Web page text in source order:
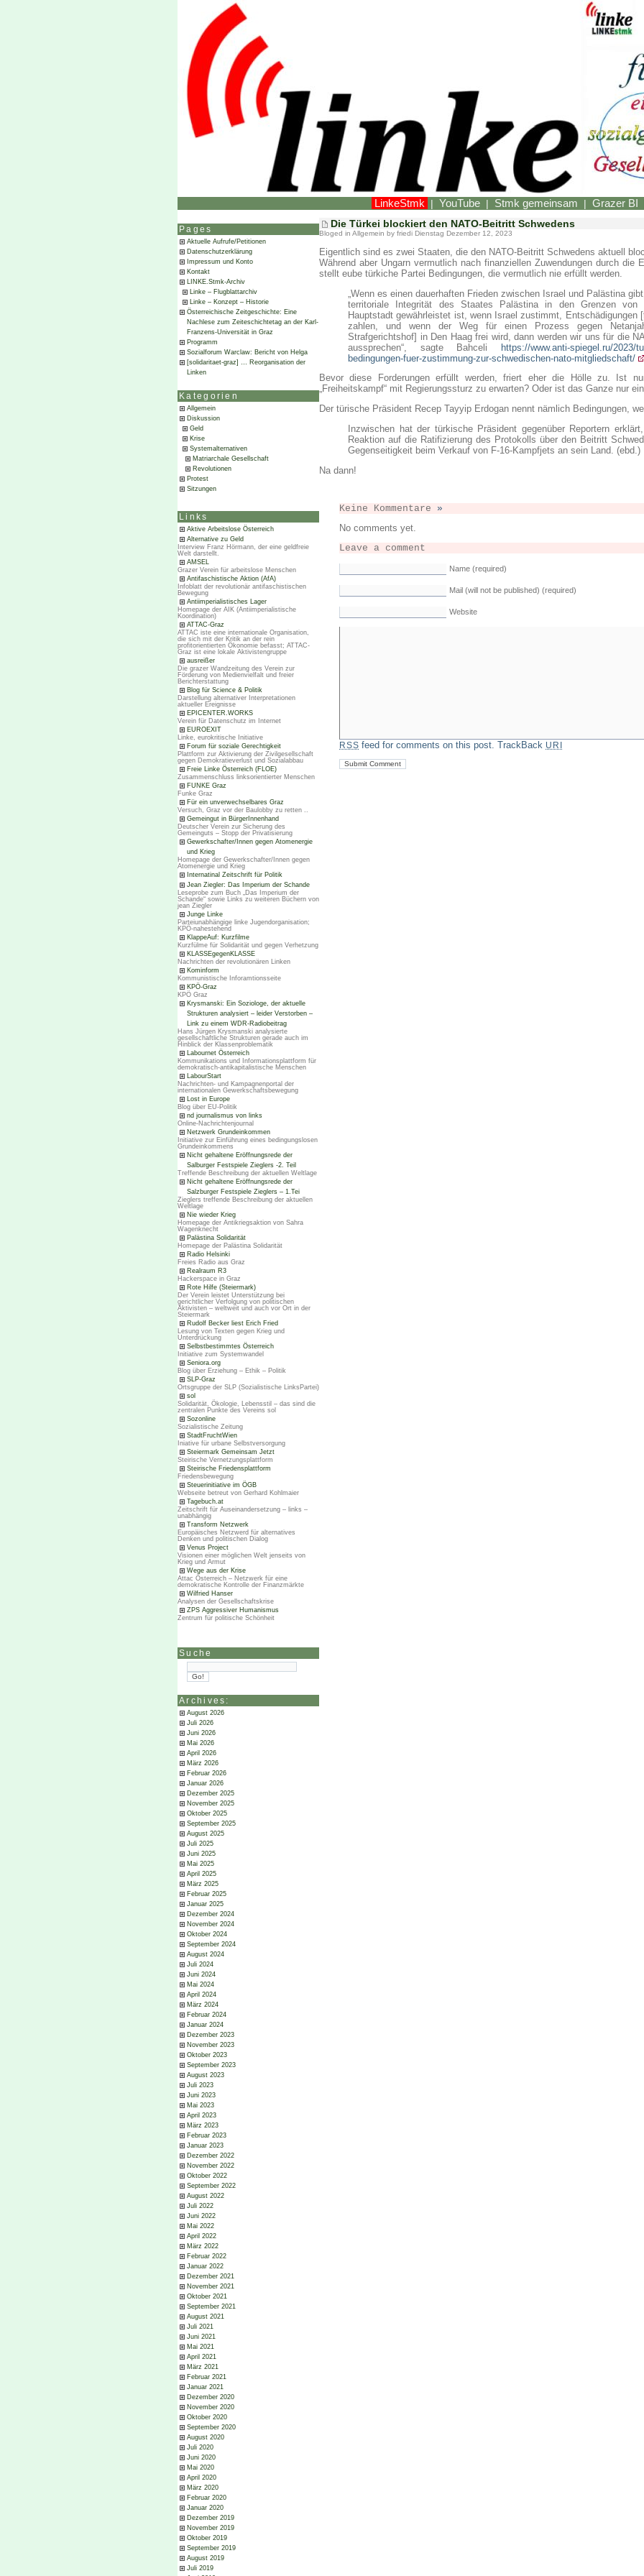
LinkeStmk | YouTube | Stmk gemeinsam | Grazer BI
Pages
Aktuelle Aufrufe/Petitionen
Datenschutzerklärung
Impressum und Konto
Kontakt
LINKE.Stmk-Archiv
Linke – Flugblattarchiv
Linke – Konzept – Historie
Österreichische Zeitgeschichte: Eine
Nachlese zum Zeiteschichtetag an der Karl-
Franzens-Universität in Graz
Programm
Sozialforum Warclaw: Bericht von Helga
[solidaritaet-graz] … Reorganisation der
Linken
Kategorien
Allgemein
Diskussion
Geld
Krise
Systemalternativen
Matriarchale Gesellschaft
Revolutionen
Protest
Sitzungen
Links
Aktive Arbeitslose Österreich
Alternative zu Geld
Interview Franz Hörmann, der eine geldfreie
Welt darstellt.
AMSEL
Grazer Verein für arbeitslose Menschen
Antifaschistische Aktion (AfA)
Infoblatt der revolutionär antifaschistischen
Bewegung
Antiimperialistisches Lager
Homepage der AIK (Antiimperialistische
Koordination)
ATTAC-Graz
ATTAC iste eine internationale Organisation,
die sich mit der Kritik an der rein
profitorientierten Ökonomie befasst; ATTAC-
Graz ist eine lokale Aktivistengruppe
ausreißer
Die grazer Wandzeitung des Verein zur
Förderung von Medienvielfalt und freier
Berichterstattung
Blog für Science & Politik
Darstellung alternativer Interpretationen
aktueller Ereignisse
EPICENTER.WORKS
Verein für Datenschutz im Internet
EUROEXIT
Linke, eurokritische Initiative
Forum für soziale Gerechtigkeit
Plattform zur Aktivierung der Zivilgesellschaft
gegen Demokratieverlust und Sozialabbau
Freie Linke Österreich (FLOE)
Zusammenschluss linksorientierter Menschen
FUNKE Graz
Funke Graz
Für ein unverwechselbares Graz
Versuch, Graz vor der Baulobby zu retten ..
Gemeingut in BürgerInnenhand
Deutscher Verein zur Sicherung des
Gemeinguts – Stopp der Privatisierung
Gewerkschafter/Innen gegen Atomenergie
und Krieg
Homepage der Gewerkschafter/Innen gegen
Atomenergie und Krieg
Internatinal Zeitschrift für Politik
Jean Ziegler: Das Imperium der Schande
Leseprobe zum Buch „Das Imperium der
Schande“ sowie Links zu weiteren Büchern von
jean Ziegler
Junge Linke
Parteiunabhängige linke Jugendorganisation;
KPÖ-nahestehend
KlappeAuf: Kurzfilme
Kurzfülme für Solidarität und gegen Verhetzung
KLASSEgegenKLASSE
Nachrichten der revolutionären Linken
Kominform
Kommunistische Inforamtionsseite
KPÖ-Graz
KPÖ Graz
Krysmanski: Ein Soziologe, der aktuelle
Strukturen analysiert – leider Verstorben –
Link zu einem WDR-Radiobeitrag
Hans Jürgen Krysmanski analysierte
gesellschaftliche Strukturen gerade auch im
Hinblick der Klassenproblematik
Labournet Österreich
Kommunikations und Informationsplattform für
demokratisch-antikapitalistische Menschen
LabourStart
Nachrichten- und Kampagnenportal der
internationalen Gewerkschaftsbewegung
Lost in Europe
Blog über EU-Politik
nd journalismus von links
Online-Nachrichtenjournal
Netzwerk Grundeinkommen
Initiative zur Einführung eines bedingungslosen
Grundeinkommens
Nicht gehaltene Eröffnungsrede der
Salburger Festspiele Zieglers -2. Teil
Treffende Beschreibung der aktuellen Weltlage
Nicht gehaltene Eröffnungsrede der
Salzburger Festspiele Zieglers – 1.Tei
Zieglers treffende Beschreibung der aktuellen
Weltlage
Nie wieder Krieg
Homepage der Antikriegsaktion von Sahra
Wagenknecht
Palästina Solidarität
Homepage der Palästina Solidarität
Radio Helsinki
Freies Radio aus Graz
Realraum R3
Hackerspace in Graz
Rote Hilfe (Steiermark)
Der Verein leistet Unterstützung bei
gerichtlicher Verfolgung von politischen
Aktivisten – weltweit und auch vor Ort in der
Steiermark
Rudolf Becker liest Erich Fried
Lesung von Texten gegen Krieg und
Unterdrückung
Selbstbestimmtes Österreich
Initiative zum Systemwandel
Seniora.org
Blog über Erziehung – Ethik – Politik
SLP-Graz
Ortsgruppe der SLP (Sozialistische LinksPartei)
sol
Solidarität, Ökologie, Lebensstil – das sind die
zentralen Punkte des Vereins sol
Sozonline
Sozialistische Zeitung
StadtFruchtWien
Iniative für urbane Selbstversorgung
Steiermark Gemeinsam Jetzt
Steirische Vernetzungsplattform
Steirische Friedensplattform
Friedensbewegung
Steuerinitiative im ÖGB
Webseite betreut von Gerhard Kohlmaier
Tagebuch.at
Zeitschrift für Auseinandersetzung – links –
unabhängig
Transform Netzwerk
Europäisches Netzwerd für alternatives
Denken und politischen Dialog
Venus Project
Visionen einer möglichen Welt jenseits von
Krieg und Armut
Wege aus der Krise
Attac Österreich – Netzwerk für eine
demokratische Kontrolle der Finanzmärkte
Wilfried Hanser
Analysen der Gesellschaftskrise
ZPS Aggressiver Humanismus
Zentrum für politische Schönheit
Suche
Archives:
August 2026
Juli 2026
Juni 2026
Mai 2026
April 2026
März 2026
Februar 2026
Januar 2026
Dezember 2025
November 2025
Oktober 2025
September 2025
August 2025
Juli 2025
Juni 2025
Mai 2025
April 2025
März 2025
Februar 2025
Januar 2025
Dezember 2024
November 2024
Oktober 2024
September 2024
August 2024
Juli 2024
Juni 2024
Mai 2024
April 2024
März 2024
Februar 2024
Januar 2024
Dezember 2023
November 2023
Oktober 2023
September 2023
August 2023
Juli 2023
Juni 2023
Mai 2023
April 2023
März 2023
Februar 2023
Januar 2023
Dezember 2022
November 2022
Oktober 2022
September 2022
August 2022
Juli 2022
Juni 2022
Mai 2022
April 2022
März 2022
Februar 2022
Januar 2022
Dezember 2021
November 2021
Oktober 2021
September 2021
August 2021
Juli 2021
Juni 2021
Mai 2021
April 2021
März 2021
Februar 2021
Januar 2021
Dezember 2020
November 2020
Oktober 2020
September 2020
August 2020
Juli 2020
Juni 2020
Mai 2020
April 2020
März 2020
Februar 2020
Januar 2020
Dezember 2019
November 2019
Oktober 2019
September 2019
August 2019
Juli 2019
Die Türkei blockiert den NATO-Beitritt Schwedens
Bloged in Allgemein by friedi Dienstag Dezember 12, 2023
Eigentlich sind es zwei Staaten, die den NATO-Beitritt Schwedens aktuell
Während aber Ungarn vermutlich nach finanziellen Zuwendungen durch die
stellt eube türkiche Partei Bedingungen, die vermutlich nie erfüllt werden.
„Wenn es einen dauerhaften Frieden zwischen Israel und Palästina
territoriale Integrität des Staates Palästina in den Grenzen von
Hauptstadt gewährleistet ist, wenn Israel zustimmt, Entschädigungen
zahlen, und wenn der Weg für einen Prozess gegen
Strafgerichtshof] in Den Haag frei wird, dann werden wir uns für die
aussprechen“, sagte Bahceli https://www.anti-spiegel.ru/2023/
bedingungen-fuer-zustimmung-zur-schwedischen-nato-mitgliedschaft/
Bevor diese Forderungen erfüllt werden, friert eher die Hölle zu. Ist
„Freiheitskampf“ mit Regierungssturz zu erwarten? Oder ist das Ganze nur
Der türische Präsident Recep Tayyip Erdogan nennt nämlich Bedingungen,
Inzwischen hat der türkische Präsident gegenüber Reportern
Reaktion auf die Ratifizierung des Protokolls über den Beitritt
Gegenseitigkeit beim Verkauf von F-16-Kampfjets an sein Land. (ebd.)
Na dann!
Keine Kommentare »
No comments yet.
Leave a comment
Name (required)
Mail (will not be published) (required)
Website
RSS feed for comments on this post. TrackBack URI